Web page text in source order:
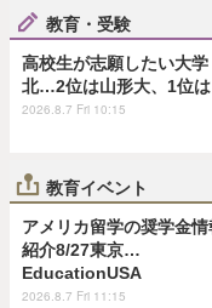
教育・受験
高校生が志願したい大学
北…2位は山形大、1位は
2026.8.7 Fri 10:15
教育イベント
アメリカ留学の奨学金
紹介8/27東京…
EducationUSA
2026.8.7 Fri 11:15